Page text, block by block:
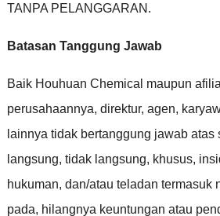
TANPA PELANGGARAN .
Batasan Tanggung Jawab
Baik Houhuan Chemical maupun
perusahaannya, direktur, agen,
lainnya tidak bertanggung jawab atas
langsung, tidak langsung, khusus,
hukuman, dan/atau teladan termasuk
pada, hilangnya keuntungan atau